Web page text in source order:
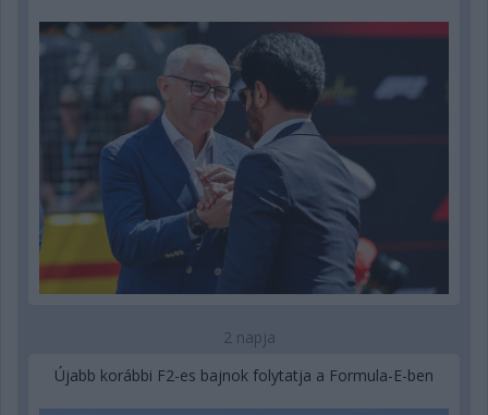
2 napja
Újabb korábbi F2-es bajnok folytatja a Formula-E-ben